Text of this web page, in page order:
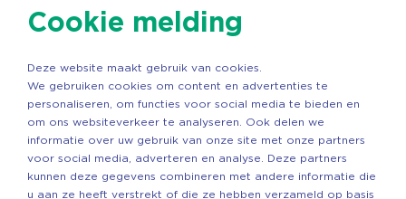
Rek.nr: NL85RABO0127579230
Copyright ©2026 Vechtgenoten
Cookie melding
Deze website maakt gebruik van cookies.
We gebruiken cookies om content en advertenties te
personaliseren, om functies voor social media te bieden en
om ons websiteverkeer te analyseren. Ook delen we
informatie over uw gebruik van onze site met onze partners
voor social media, adverteren en analyse. Deze partners
kunnen deze gegevens combineren met andere informatie die
u aan ze heeft verstrekt of die ze hebben verzameld op basis